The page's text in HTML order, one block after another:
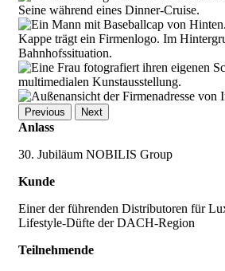
Previous Next
Anlass
30. Jubiläum NOBILIS Group
Kunde
Einer der führenden Distributoren für
Lifestyle-Düfte der DACH-Region
Teilnehmende